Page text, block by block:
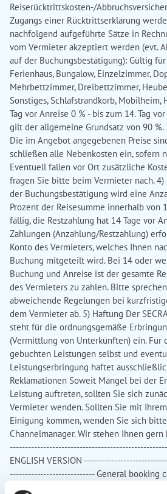
Reiserücktrittskosten-/
Zugangs einer Rücktrittserklärung
nachfolgend aufgeführte Sätze in
vom Vermieter akzeptiert werden (evt.
auf der Buchungsbestätigung): Gültig
Ferienhaus, Bungalow, Einzelzimmer,
Mehrbettzimmer, Dreibettzimmer,
Sonstiges, Schlafstrandkorb, Mobilheim,
Tag vor Anreise 0 % - bis zum 14. Tag
gilt der allgemeine Grundsatz von 90 %.
Die im Angebot angegebenen Preise
schließen alle Nebenkosten ein, sofern
Eventuell fallen vor Ort zusätzliche
fragen Sie bitte beim Vermieter nach. 4)
der Buchungsbestätigung wird eine
Prozent der Reisesumme innerhalb von
fällig, die Restzahlung hat 14 Tage vor
Zahlungen (Anzahlung/Restzahlung)
Konto des Vermieters, welches Ihnen
Buchung mitgeteilt wird. Bei 14 oder
Buchung und Anreise ist der gesamte
des Vermieters zu zahlen. Bitte
abweichende Regelungen bei
dem Vermieter ab. 5) Haftung Der
steht für die ordnungsgemäße
(Vermittlung von Unterkünften) ein. Für
gebuchten Leistungen selbst und
Leistungserbringung haftet
Reklamationen Soweit Mängel bei der
Leistung auftreten, sollten Sie sich
Vermieter wenden. Sollten Sie mit
Einigung kommen, wenden Sie sich
Channelmanager. Wir stehen Ihnen
ENGLISH VERSION
---------------------------- General booking
are pleased that you would like to book